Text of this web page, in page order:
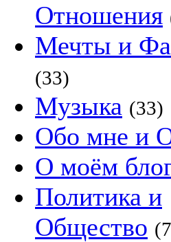
Отношения
Мечты и
(33)
Музыка (33)
Обо мне и
О моём
Политика и
Общество